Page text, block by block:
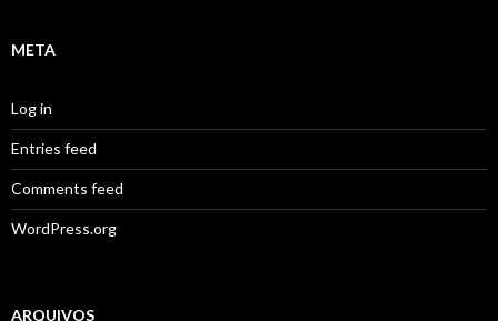
META
Log in
Entries feed
Comments feed
WordPress.org
ARQUIVOS